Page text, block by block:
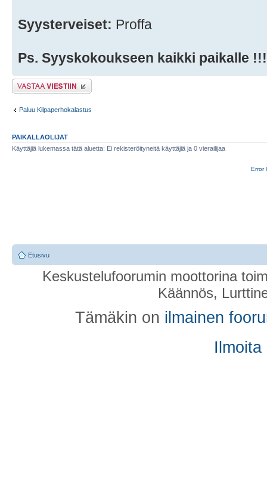
Syysterveiset: Proffa
Ps. Syyskokoukseen kaikki paikalle !!!
Lähetä vastaus
Paluu Kilpaperhokalastus
PAIKALLAOLIJAT
Käyttäjiä lukemassa tätä aluetta: Ei rekisteröityneitä käyttäjiä ja 0 vierailijaa
Error
Etusivu
Keskustelufoorumin moottorina
Käännös,
Tämäkin on ilmainen